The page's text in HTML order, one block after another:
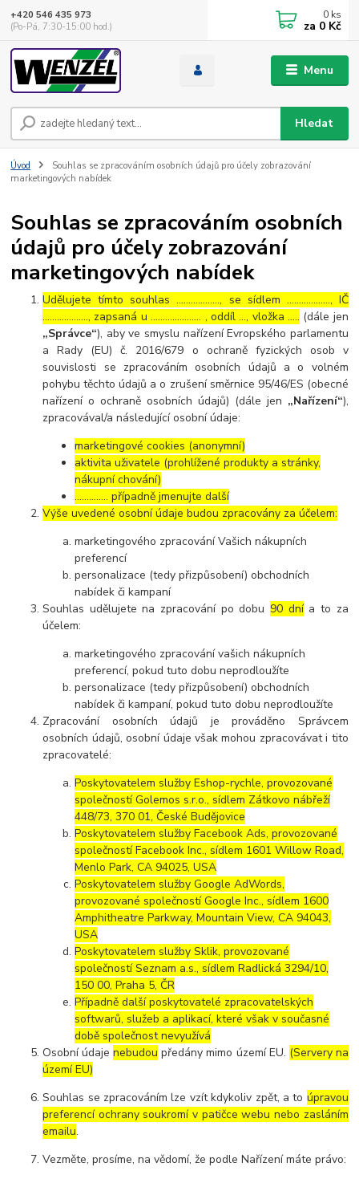
Menu
Hledat
+420 546 435 973
(Po-Pá, 7:30-15:00 hod.)
0 ks
za 0 Kč
Úvod
Souhlas se zpracováním osobních údajů pro účely zobrazování
marketingových nabídek
Souhlas se zpracováním osobních
údajů pro účely zobrazování
marketingových nabídek
Udělujete tímto souhlas ……………..., se sídlem ………………, IČ
………………., zapsaná u ………………… , oddíl …, vložka ….. (dále jen
„Správce“), aby ve smyslu nařízení Evropského parlamentu
a Rady (EU) č. 2016/679 o ochraně fyzických osob v
souvislosti se zpracováním osobních údajů a o volném
pohybu těchto údajů a o zrušení směrnice 95/46/ES (obecné
nařízení o ochraně osobních údajů) (dále jen „Nařízení“),
zpracovával/a následující osobní údaje:
marketingové cookies (anonymní)
aktivita uživatele (prohlížené produkty a stránky,
nákupní chování)
………….. případně jmenujte další
Výše uvedené osobní údaje budou zpracovány za účelem:
marketingového zpracování Vašich nákupních
preferencí
personalizace (tedy přizpůsobení) obchodních
nabídek či kampaní
Souhlas udělujete na zpracování po dobu 90 dnía to za
účelem:
marketingového zpracování vašich nákupních
preferencí, pokud tuto dobu neprodloužíte
personalizace (tedy přizpůsobení) obchodních
nabídek či kampaní, pokud tuto dobu neprodloužíte
Zpracování osobních údajů je prováděno Správcem
osobních údajů, osobní údaje však mohou zpracovávat i tito
zpracovatelé:
Poskytovatelem služby Eshop-rychle, provozované
společností Golemos s.r.o., sídlem Zátkovo nábřeží
448/73, 370 01, České Budějovice
Poskytovatelem služby Facebook Ads, provozované
společností Facebook Inc., sídlem 1601 Willow Road,
Menlo Park, CA 94025, USA
Poskytovatelem služby Google AdWords,
provozované společností Google Inc., sídlem 1600
Amphitheatre Parkway, Mountain View, CA 94043,
USA
Poskytovatelem služby Sklik, provozované
společností Seznam a.s., sídlem Radlická 3294/10,
150 00, Praha 5, ČR
Případně další poskytovatelé zpracovatelských
softwarů, služeb a aplikací, které však v současné
době společnost nevyužívá
Osobní údajenebudou předány mimo území EU. (Servery na
území EU)
Souhlas se zpracováním lze vzít kdykoliv zpět, a to úpravou
preferencí ochrany soukromí v patičce webu nebo zasláním
emailu.
Vezměte, prosíme, na vědomí, že podle Nařízení máte právo: